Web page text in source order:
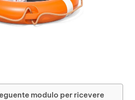
modulo per ricevere